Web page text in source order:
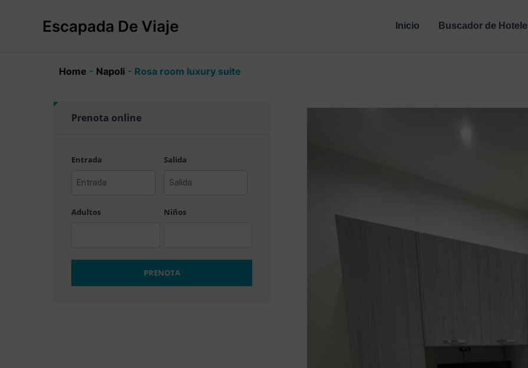
Escapada De Viaje Inicio Buscador de
Home - Napoli - Rosa room luxury suite
Prenota online
Entrada Salida
Adultos Niños
PRENOTA